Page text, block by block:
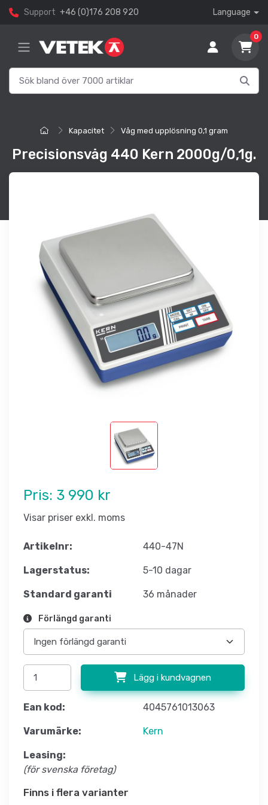
Support +46 (0)176 208 920 Language
0
Kapacitet Våg med upplösning 0,1 gram
Precisionsvåg 440 Kern 2000g/0,1g.
Pris: 3 990 kr
Visar priser exkl. moms
Artikelnr: 440-47N
Lagerstatus: 5-10 dagar
Standard garanti 36 månader
Förlängd garanti
Lägg i kundvagnen
Ean kod: 4045761013063
Varumärke: Kern
Leasing:
(för svenska företag)
Finns i flera varianter